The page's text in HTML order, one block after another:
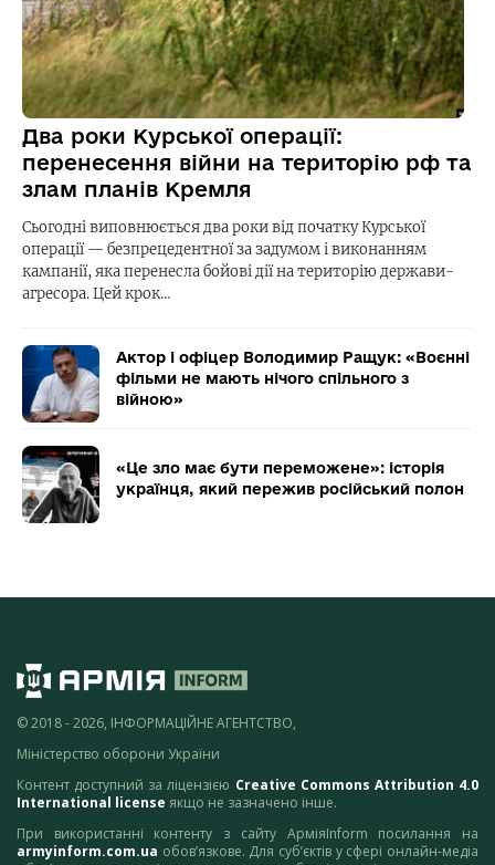
Два роки Курської операції:
перенесення війни на територію рф та
злам планів Кремля
Сьогодні виповнюється два роки від початку Курської
операції — безпрецедентної за задумом і виконанням
кампанії, яка перенесла бойові дії на територію держави-
агресора. Цей крок…
Актор і офіцер Володимир Ращук: «Воєнні
фільми не мають нічого спільного з
війною»
«Це зло має бути переможене»: історія
українця, який пережив російський полон
© 2018 - 2026, ІНФОРМАЦІЙНЕ АГЕНТСТВО,
Міністерство оборони України
Контент доступний за ліцензією Creative Commons Attribution 4.0
International license якщо не зазначено інше.
При використанні контенту з сайту АрміяInform посилання на
armyinform.com.ua обов’язкове. Для суб’єктів у сфері онлайн-медіа